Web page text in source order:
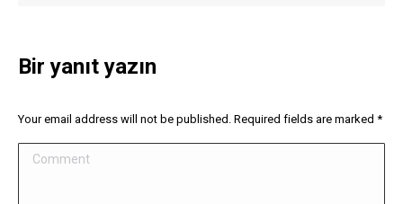
Bir yanıt yazın
Your email address will not be published. Required fields are marked *
Comment